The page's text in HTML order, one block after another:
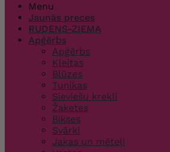
Menu
Jaunās preces
RUDENS-ZIEMA
Apģērbs
Apģērbs
Kleitas
Blūzes
Tunikas
Sieviešu krekli
Žaketes
Bikses
Svārki
Jakas un mēteļi